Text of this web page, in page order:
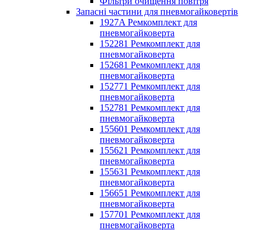
Запасні частини для пневмогайковертів
1927A Ремкомплект для
пневмогайковерта
152281 Ремкомплект для
пневмогайковерта
152681 Ремкомплект для
пневмогайковерта
152771 Ремкомплект для
пневмогайковерта
152781 Ремкомплект для
пневмогайковерта
155601 Ремкомплект для
пневмогайковерта
155621 Ремкомплект для
пневмогайковерта
155631 Ремкомплект для
пневмогайковерта
156651 Ремкомплект для
пневмогайковерта
157701 Ремкомплект для
пневмогайковерта